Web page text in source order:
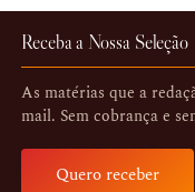
Receba a Nossa Seleção
As matérias que a
mail. Sem cobrança e
Quero receber